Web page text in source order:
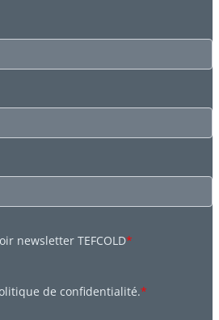
newsletter TEFCOLD*
de confidentialité.*